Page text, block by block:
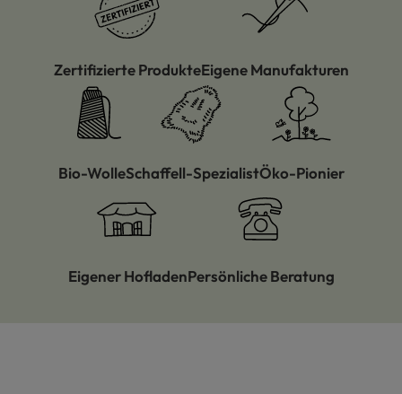
Zertifizierte ProdukteEigene Manufakturen
Bio-WolleSchaffell-SpezialistÖko-Pionier
Eigener HofladenPersönliche Beratung